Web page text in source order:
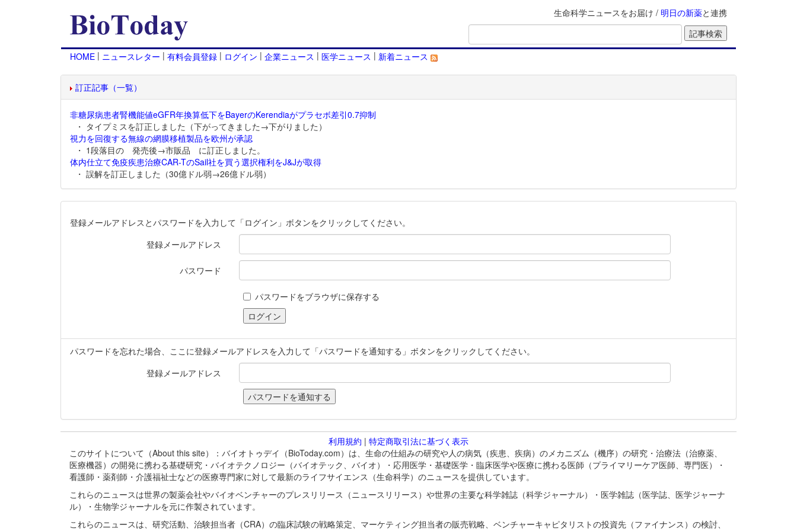
生命科学ニュースをお届け / 明日の新薬と連携
HOME | ニュースレター | 有料会員登録 | ログイン | 企業ニュース | 医学ニュース | 新着ニュース
訂正記事（一覧）
非糖尿病患者腎機能値eGFR年換算低下をBayerのKerendiaがプラセボ差引0.7抑制
・ タイプミスを訂正しました（下がってきました→下がりました）
視力を回復する無線の網膜移植製品を欧州が承認
・ 1段落目の 発売後→市販品 に訂正しました。
体内仕立て免疫疾患治療CAR-TのSail社を買う選択権利をJ&Jが取得
・ 誤解を訂正しました（30億ドル弱→26億ドル弱）
登録メールアドレスとパスワードを入力して「ログイン」ボタンをクリックしてください。
登録メールアドレス
パスワード
パスワードをブラウザに保存する
パスワードを忘れた場合、ここに登録メールアドレスを入力して「パスワードを通知する」ボタンをクリックしてください。
登録メールアドレス
利用規約 | 特定商取引法に基づく表示
このサイトについて（About this site）：バイオトゥデイ（BioToday.com）は、生命の仕組みの研究や人の病気（疾患、疾病）のメカニズム（機序）の研究・治療法（治療薬、
医療機器）の開発に携わる基礎研究・バイオテクノロジー（バイオテック、バイオ）・応用医学・基礎医学・臨床医学や医療に携わる医師（プライマリーケア医師、専門医）・
看護師・薬剤師・介護福祉士などの医療専門家に対して最新のライフサイエンス（生命科学）のニュースを提供しています。
これらのニュースは世界の製薬会社やバイオベンチャーのプレスリリース（ニュースリリース）や世界の主要な科学雑誌（科学ジャーナル）・医学雑誌（医学誌、医学ジャーナ
ル）・生物学ジャーナルを元に作製されています。
これらのニュースは、研究活動、治験担当者（CRA）の臨床試験の戦略策定、マーケティング担当者の販売戦略、ベンチャーキャピタリストの投資先（ファイナンス）の検討、